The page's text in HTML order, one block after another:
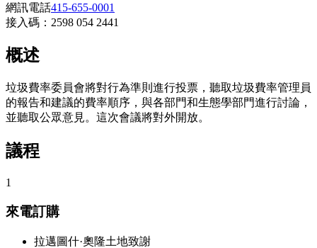
網訊電話415-655-0001
接入碼：2598 054 2441
概述
垃圾費率委員會將對行為準則進行投票，聽取垃圾費率管理員
的報告和建議的費率順序，與各部門和生態學部門進行討論，
並聽取公眾意見。這次會議將對外開放。
議程
1
來電訂購
拉邁圖什·奧隆土地致謝